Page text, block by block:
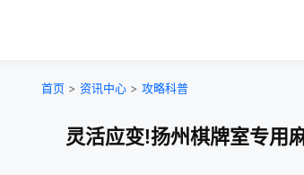
首页 > 资讯中心 > 攻略科普
灵活应变!扬州棋牌室专用